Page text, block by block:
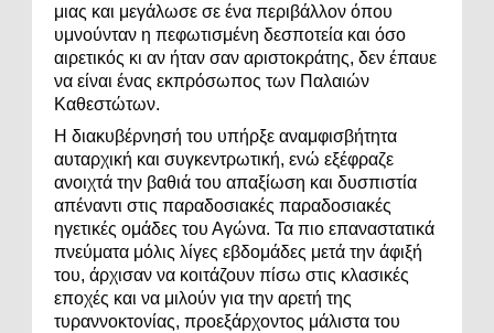
μιας και μεγάλωσε σε ένα περιβάλλον όπου
υμνούνταν η πεφωτισμένη δεσποτεία και όσο
αιρετικός κι αν ήταν σαν αριστοκράτης, δεν έπαυε
να είναι ένας εκπρόσωπος των Παλαιών
Καθεστώτων.
Η διακυβέρνησή του υπήρξε αναμφισβήτητα
αυταρχική και συγκεντρωτική, ενώ εξέφραζε
ανοιχτά την βαθιά του απαξίωση και δυσπιστία
απέναντι στις παραδοσιακές παραδοσιακές
ηγετικές ομάδες του Αγώνα. Τα πιο επαναστατικά
πνεύματα μόλις λίγες εβδομάδες μετά την άφιξή
του, άρχισαν να κοιτάζουν πίσω στις κλασικές
εποχές και να μιλούν για την αρετή της
τυραννοκτονίας, προεξάρχοντος μάλιστα του